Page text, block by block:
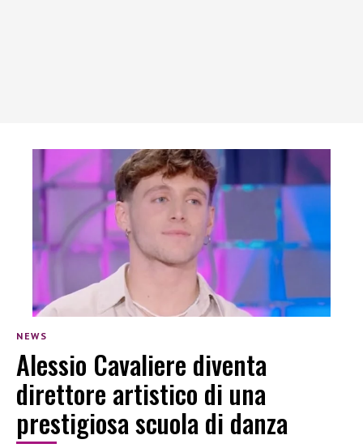
NEWS
Alessio Cavaliere diventa
direttore artistico di una
prestigiosa scuola di danza